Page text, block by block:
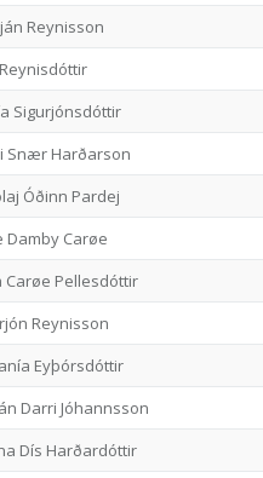
Reynisson
Sigurjónsdóttir
Snær Harðarson
Óðinn Pardej
Damby Carøe
Carøe Pellesdóttir
Reynisson
Eyþórsdóttir
Darri Jóhannsson
Dís Harðardóttir